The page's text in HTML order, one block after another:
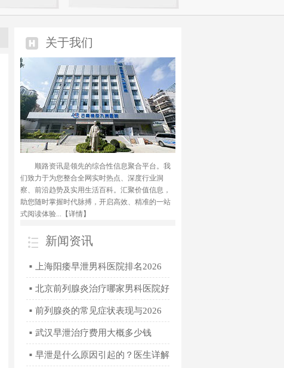
关于我们
顺路资讯是领先的综合性信息聚合平台。我
们致力于为您整合全网实时热点、深度行业洞
察、前沿趋势及实用生活百科。汇聚价值信息，
助您随时掌握时代脉搏，开启高效、精准的一站
式阅读体验...
【详情】
新闻资讯
■ 上海阳痿早泄男科医院排名2026
年正规专科门诊指南
■ 北京前列腺炎治疗哪家男科医院好
2026年专业诊疗推荐
■ 前列腺炎的常见症状表现与2026
年科学治疗方法全解析
■ 武汉早泄治疗费用大概多少钱
2026
■ 早泄是什么原因引起的？医生详解